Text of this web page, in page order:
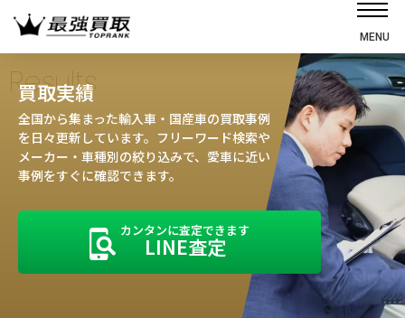
MENU
選ばれる理由
高価買取の仕組み
売却の流れ
お客様の声
Results
買取実績
全国から集まった輸入車・国産車の買取事例
を日々更新しています。フリーワード検索や
メーカー・車種別の絞り込みで、愛車に近い
事例をすぐに確認できます。
カンタンに査定できます
LINE査定